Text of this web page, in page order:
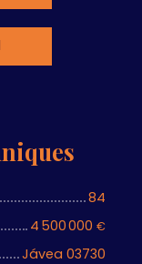
84
4 500 000 €
Jávea 03730